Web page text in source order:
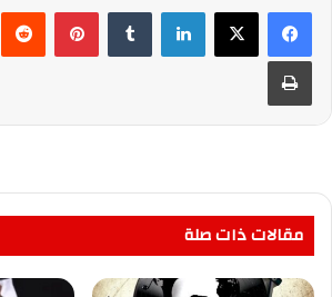
لينكدإن بينتيريست
طباعة
مقالات ذات صلة